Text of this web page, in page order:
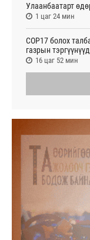
Улаанбаатарт
1 цаг 24 мин
СОР17 болох
газрын
16 цаг 52 мин